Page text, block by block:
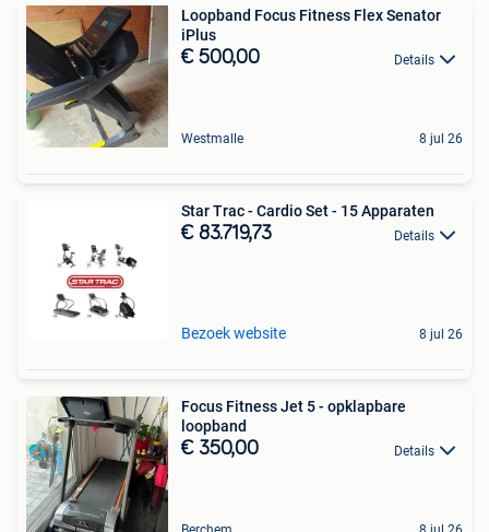
Loopband Focus Fitness Flex Senator
iPlus
€ 500,00 Details
Westmalle 8 jul 26
Star Trac - Cardio Set - 15 Apparaten
€ 83.719,73 Details
Bezoek website 8 jul 26
Focus Fitness Jet 5 - opklapbare
loopband
€ 350,00 Details